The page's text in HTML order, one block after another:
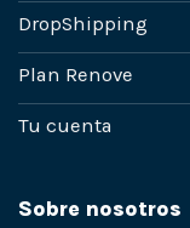
DropShipping
Plan Renove
Tu cuenta
Sobre nosotros